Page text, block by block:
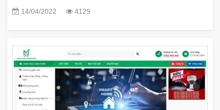
14/04/2022
4129